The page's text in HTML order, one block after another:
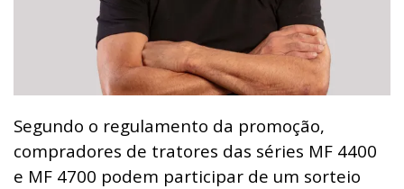
Segundo o regulamento da promoção,
compradores de tratores das séries MF 4400
e MF 4700 podem participar de um sorteio